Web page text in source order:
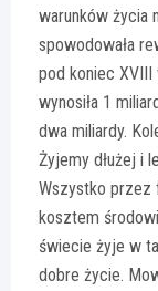
warunków życia
spowodowała
pod koniec XVIII
wynosiła 1
dwa miliardy.
Żyjemy dłużej i
Wszystko przez
kosztem
świecie żyje w
dobre życie.